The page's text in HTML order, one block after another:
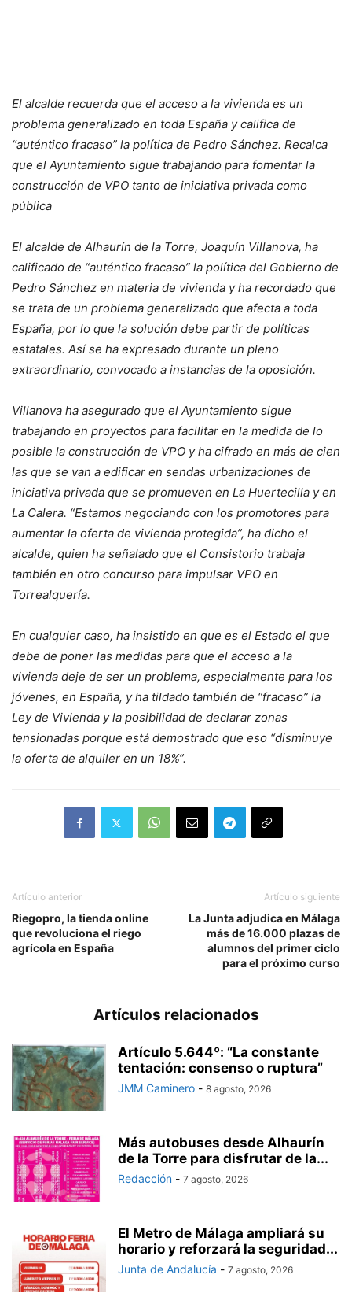
El alcalde recuerda que el acceso a la vivienda es un
problema generalizado en toda España y califica de
“auténtico fracaso” la política de Pedro Sánchez. Recalca
que el Ayuntamiento sigue trabajando para fomentar la
construcción de VPO tanto de iniciativa privada como
pública
El alcalde de Alhaurín de la Torre, Joaquín Villanova, ha
calificado de “auténtico fracaso” la política del Gobierno de
Pedro Sánchez en materia de vivienda y ha recordado que
se trata de un problema generalizado que afecta a toda
España, por lo que la solución debe partir de políticas
estatales. Así se ha expresado durante un pleno
extraordinario, convocado a instancias de la oposición.
Villanova ha asegurado que el Ayuntamiento sigue
trabajando en proyectos para facilitar en la medida de lo
posible la construcción de VPO y ha cifrado en más de cien
las que se van a edificar en sendas urbanizaciones de
iniciativa privada que se promueven en La Huertecilla y en
La Calera. “Estamos negociando con los promotores para
aumentar la oferta de vivienda protegida”, ha dicho el
alcalde, quien ha señalado que el Consistorio trabaja
también en otro concurso para impulsar VPO en
Torrealquería.
En cualquier caso, ha insistido en que es el Estado el que
debe de poner las medidas para que el acceso a la
vivienda deje de ser un problema, especialmente para los
jóvenes, en España, y ha tildado también de “fracaso” la
Ley de Vivienda y la posibilidad de declarar zonas
tensionadas porque está demostrado que eso “disminuye
la oferta de alquiler en un 18%”.
Artículo anterior
Riegopro, la tienda online
que revoluciona el riego
agrícola en España
Artículo siguiente
La Junta adjudica en Málaga
más de 16.000 plazas de
alumnos del primer ciclo
para el próximo curso
Artículos relacionados
Artículo 5.644º: “La constante
tentación: consenso o ruptura”
JMM Caminero - 8 agosto, 2026
Más autobuses desde Alhaurín
de la Torre para disfrutar de la...
Redacción - 7 agosto, 2026
El Metro de Málaga ampliará su
horario y reforzará la seguridad...
Junta de Andalucía - 7 agosto, 2026